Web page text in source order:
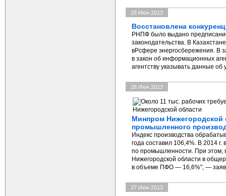
28 Июн 2013
Восстановлена
РНПФ было выдано
законодательства. В
вPсфере энергосбережения. В
в закон об информационных
агентству указывать данные
28 Июн 2013
Минпром Нижегородской
промышленного
Индекс производства
года составил 106,4%. В 2014
по промышленности. При этом,
Нижегородской области в
в объеме ПФО — 16,6%", —
27 Июн 2013